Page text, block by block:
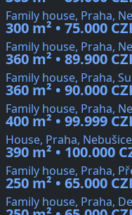
Family house, Praha,
300 m² • 75.000
Family house, Praha,
360 m² • 89.900
Family house, Praha,
360 m² • 90.000
Family house, Praha,
400 m² • 99.999
House, Praha,
390 m² • 100.000
Family house, Praha,
250 m² • 65.000
Family house, Praha,